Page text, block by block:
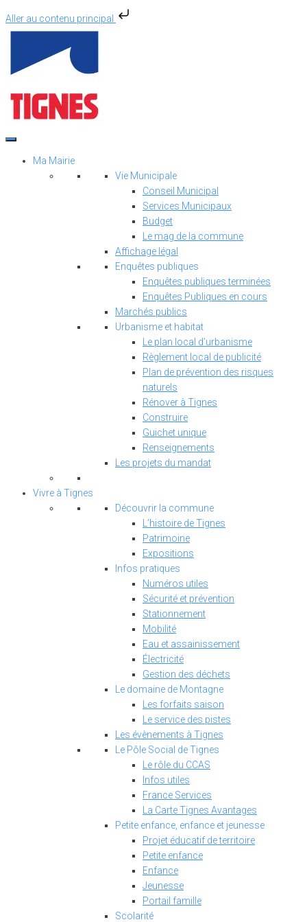
Aller au contenu principal
Aller
contenu
Ma Mairie
Vie Municipale
Conseil Municipal
Services Municipaux
Budget
Le mag de la commune
Affichage légal
Enquêtes publiques
Enquêtes publiques terminées
Enquêtes Publiques en cours
Marchés publics
Urbanisme et habitat
Le plan local d’urbanisme
Règlement local de publicité
Plan de prévention des risques
naturels
Rénover à Tignes
Construire
Guichet unique
Renseignements
Les projets du mandat
Vivre à Tignes
Découvrir la commune
L’histoire de Tignes
Patrimoine
Expositions
Infos pratiques
Numéros utiles
Sécurité et prévention
Stationnement
Mobilité
Eau et assainissement
Électricité
Gestion des déchets
Le domaine de Montagne
Les forfaits saison
Le service des pistes
Les évènements à Tignes
Le Pôle Social de Tignes
Le rôle du CCAS
Infos utiles
France Services
La Carte Tignes Avantages
Petite enfance, enfance et jeunesse
Projet éducatif de territoire
Petite enfance
Enfance
Jeunesse
Portail famille
Scolarité